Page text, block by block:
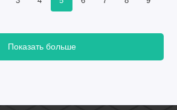
Показать больше